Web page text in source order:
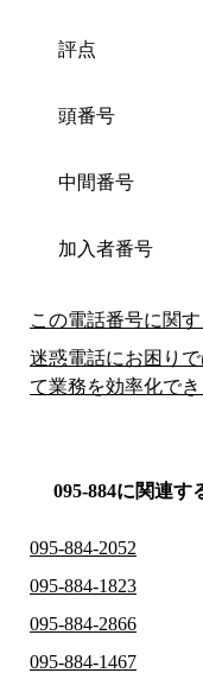
評点
頭番号
中間番号
加入者番号
この電話番号に関
迷惑電話にお困り
て業務を効率化でき
095-884に関連す
095-884-2052
095-884-1823
095-884-2866
095-884-1467